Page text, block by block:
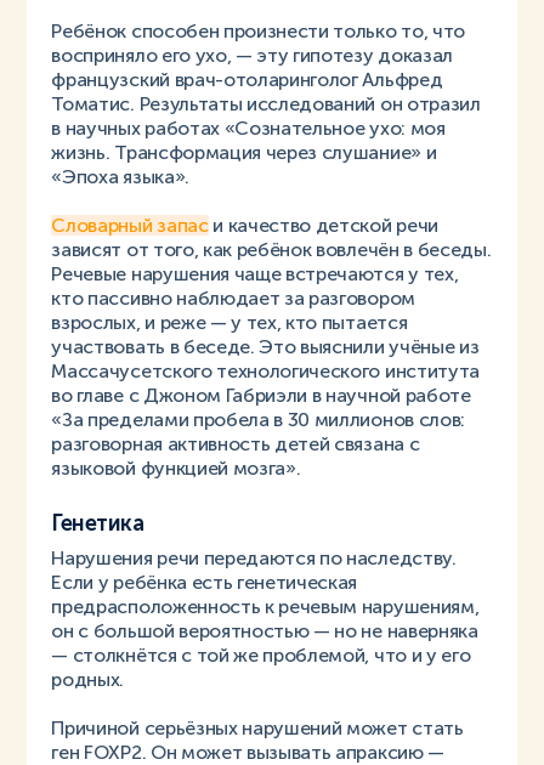
Ребёнок способен произнести только то, что
восприняло его ухо, — эту гипотезу доказал
французский врач-отоларинголог Альфред
Томатис. Результаты исследований он отразил
в научных работах «Сознательное ухо: моя
жизнь. Трансформация через слушание» и
«Эпоха языка».
Словарный запаси качество детской речи
зависят от того, как ребёнок вовлечён в беседы.
Речевые нарушения чаще встречаются у тех,
кто пассивно наблюдает за разговором
взрослых, и реже — у тех, кто пытается
участвовать в беседе. Это выяснили учёные из
Массачусетского технологического института
во главе с Джоном Габриэли в научной работе
«За пределами пробела в 30 миллионов слов:
разговорная активность детей связана с
языковой функцией мозга».
Генетика
Нарушения речи передаются по наследству.
Если у ребёнка есть генетическая
предрасположенность к речевым нарушениям,
он с большой вероятностью — но не наверняка
— столкнётся с той же проблемой, что и у его
родных.
Причиной серьёзных нарушений может стать
ген FOXP2. Он может вызывать апраксию —